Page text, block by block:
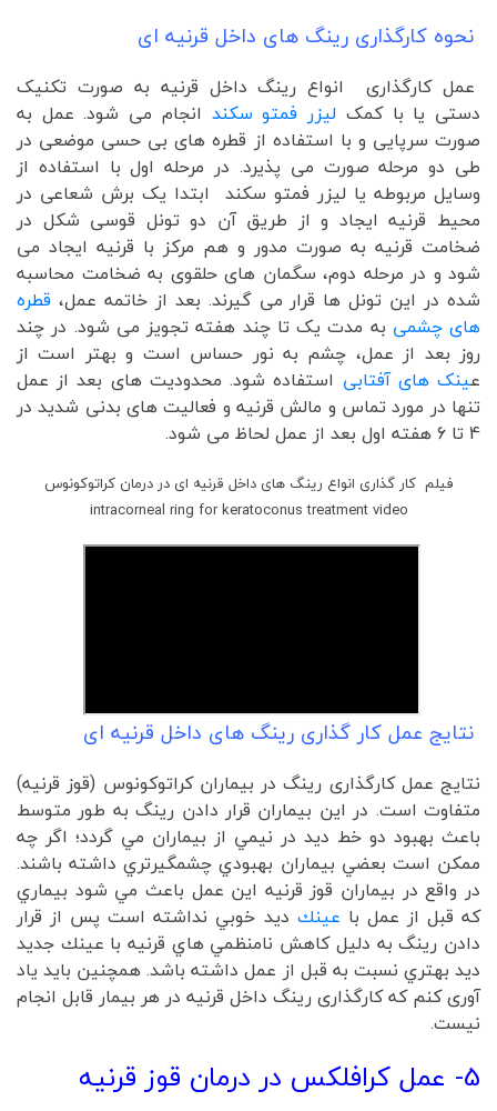
نحوه کارگذاری رینگ های داخل قرنیه ای
عمل کارگذاری انواع رینگ داخل قرنیه به صورت تکنیک
دستی یا با کمک لیزر فمتو سکند انجام می شود. عمل به
صورت سرپایی و با استفاده از قطره های بی حسی موضعی در
طی دو مرحله صورت می پذیرد. در مرحله اول با استفاده از
وسایل مربوطه یا لیزر فمتو سکند ابتدا یک برش شعاعی در
محیط قرنیه ایجاد و از طریق آن دو تونل قوسی شکل در
ضخامت قرنیه به صورت مدور و هم مرکز با قرنیه ایجاد می
شود و در مرحله دوم، سگمان های حلقوی به ضخامت محاسبه
شده در این تونل ها قرار می گیرند. بعد از خاتمه عمل، قطره
های چشمی به مدت یک تا چند هفته تجویز می شود. در چند
روز بعد از عمل، چشم به نور حساس است و بهتر است از
عینک های آفتابی استفاده شود. محدودیت های بعد از عمل
تنها در مورد تماس و مالش قرنیه و فعالیت های بدنی شدید در
4 تا 6 هفته اول بعد از عمل لحاظ می شود.
فیلم کار گذاری انواع رینگ های داخل قرنیه ای در درمان کراتوکونوس
intracorneal ring for keratoconus treatment video
نتایج عمل کار گذاری رینگ های داخل قرنیه ای
نتايج عمل کارگذاری رینگ در بيماران كراتوكونوس (قوز قرنيه)
متفاوت است. در اين بيماران قرار دادن رينگ به طور متوسط
باعث بهبود دو خط ديد در نيمي از بيماران مي گردد؛ اگر چه
ممكن است بعضي بيماران بهبودي چشمگيرتري داشته باشند.
در واقع در بيماران قوز قرنيه اين عمل باعث مي شود بيماري
كه قبل از عمل با عينك ديد خوبي نداشته است پس از قرار
دادن رينگ به دليل كاهش نامنظمي هاي قرنيه با عينك جديد
ديد بهتري نسبت به قبل از عمل داشته باشد. همچنین باید یاد
آوری کنم که کارگذاری رینگ داخل قرنیه در هر بيمار قابل انجام
نيست.
5- عمل کرافلکس در درمان قوز قرنیه